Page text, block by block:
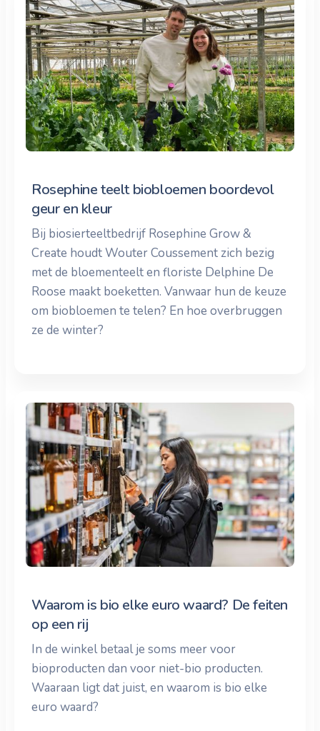
Rosephine teelt biobloemen boordevol
geur en kleur
Bij biosierteeltbedrijf Rosephine Grow &
Create houdt Wouter Coussement zich bezig
met de bloementeelt en floriste Delphine De
Roose maakt boeketten. Vanwaar hun de keuze
om biobloemen te telen? En hoe overbruggen
ze de winter?
Waarom is bio elke euro waard? De feiten
op een rij
In de winkel betaal je soms meer voor
bioproducten dan voor niet-bio producten.
Waaraan ligt dat juist, en waarom is bio elke
euro waard?